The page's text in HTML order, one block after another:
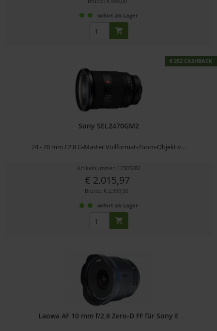
sofort ab Lager
€ 252 CASHBACK
Sony SEL2470GM2
24 - 70 mm F2.8 G-Master Vollformat-Zoom-Objektiv...
Artikelnummer: 12303282
€ 2.015,97
Brutto: € 2.399,00
sofort ab Lager
Laowa AF 10 mm f/2,8 Zero-D FF für Sony E